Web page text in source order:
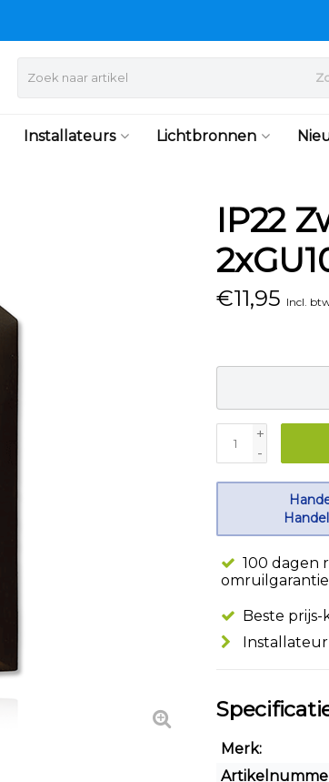
Installateurs Lichtbronnen
IP22
€11,95 Incl.
+
-
100 dagen
omruilgarantie
Beste
Merk: